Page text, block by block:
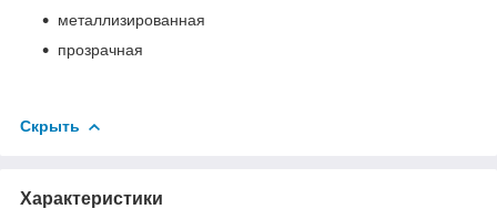
металлизированная
прозрачная
Скрыть
Характеристики